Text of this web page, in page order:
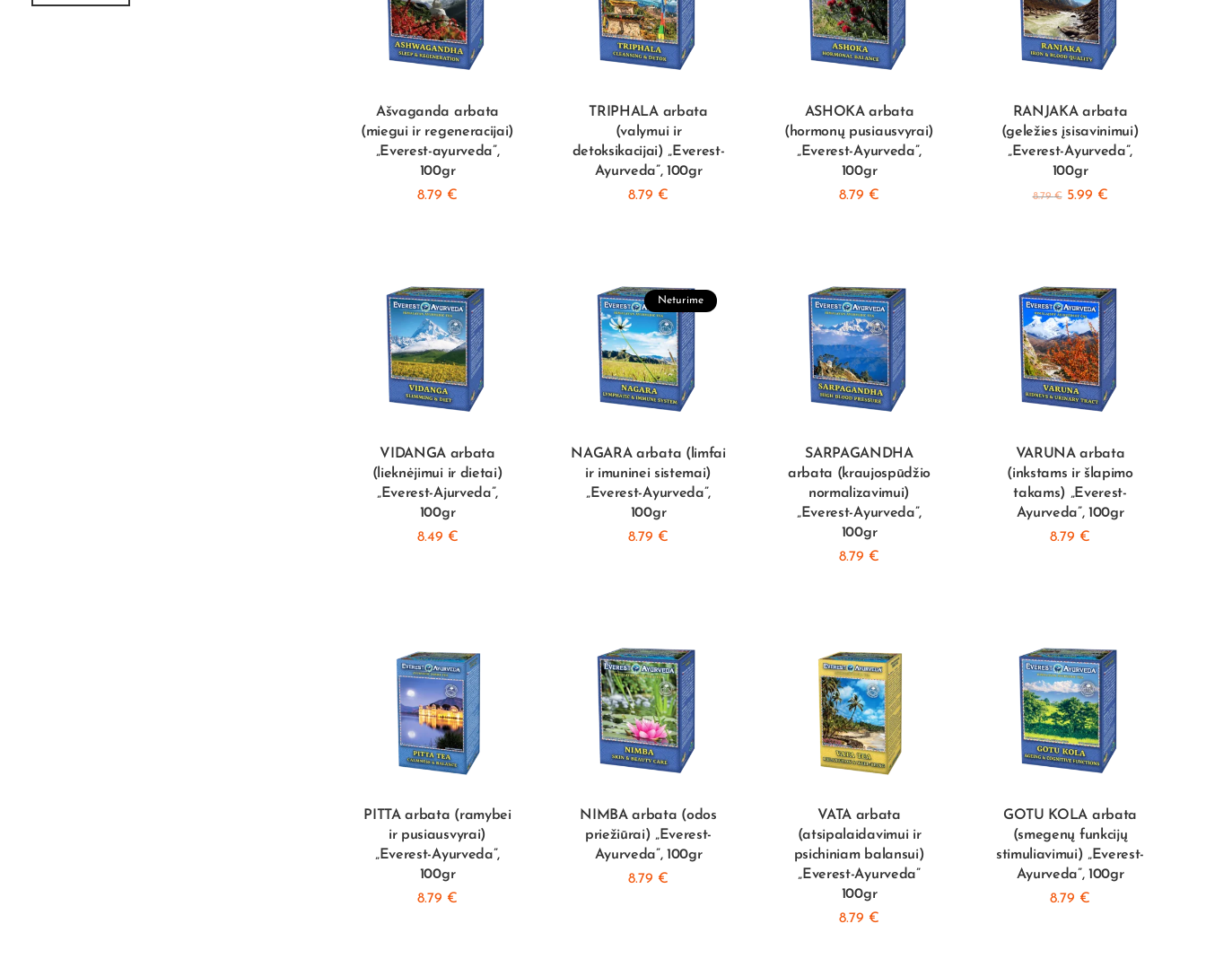
Ašvaganda arbata
(miegui ir regeneracijai)
„Everest-ayurveda”,
100gr
8.79 €
TRIPHALA arbata
(valymui ir
detoksikacijai) „Everest-
Ayurveda”, 100gr
8.79 €
ASHOKA arbata
(hormonų pusiausvyrai)
„Everest-Ayurveda”,
100gr
8.79 €
RANJAKA arbata
(geležies įsisavinimui)
„Everest-Ayurveda”,
100gr
8.79€ 5.99 €
VIDANGA arbata
(lieknėjimui ir dietai)
„Everest-Ajurveda”,
100gr
8.49 €
Neturime
NAGARA arbata (limfai
ir imuninei sistemai)
„Everest-Ayurveda”,
100gr
8.79 €
SARPAGANDHA
arbata (kraujospūdžio
normalizavimui)
„Everest-Ayurveda”,
100gr
8.79 €
VARUNA arbata
(inkstams ir šlapimo
takams) „Everest-
Ayurveda”, 100gr
8.79 €
PITTA arbata (ramybei
ir pusiausvyrai)
„Everest-Ayurveda”,
100gr
8.79 €
NIMBA arbata (odos
priežiūrai) „Everest-
Ayurveda”, 100gr
8.79 €
VATA arbata
(atsipalaidavimui ir
psichiniam balansui)
„Everest-Ayurveda”
100gr
8.79 €
GOTU KOLA arbata
(smegenų funkcijų
stimuliavimui) „Everest-
Ayurveda”, 100gr
8.79 €